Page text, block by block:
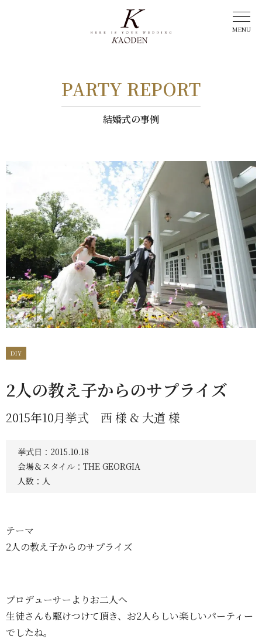
PARTY REPORT
結婚式の事例
DIY
2人の教え子からのサプライズ
2015年10月挙式 西 様 & 大道 様
挙式日：2015.10.18
会場＆スタイル：THE GEORGIA
人数：人
テーマ
2人の教え子からのサプライズ
プロデューサーよりお二人へ
生徒さんも駆けつけて頂き、お2人らしい楽しいパーティー
でしたね。